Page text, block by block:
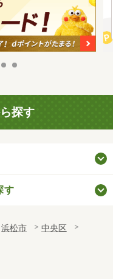
探す
す
浜松市
中央区